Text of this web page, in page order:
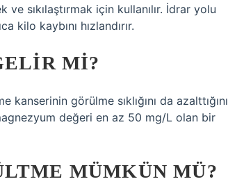
sıkılaştırmak için kullanılır. İdrar yolu
kilo kaybını hızlandırır.
MI?
görülme sıklığını da azalttığını
değeri en az 50 mg/L olan bir
MÜMKÜN MÜ?